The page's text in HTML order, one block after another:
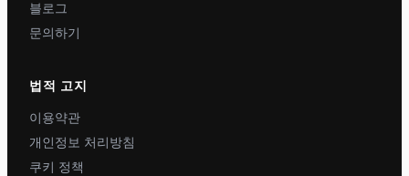
블로그
문의하기
법적 고지
이용약관
개인정보 처리방침
쿠키 정책